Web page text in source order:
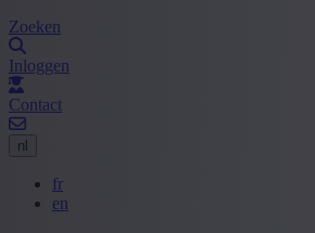
Zoeken
Inloggen
Contact
nl
fr
en